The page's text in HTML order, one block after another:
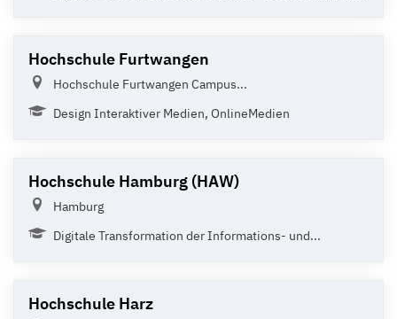
Hochschule Furtwangen
Hochschule Furtwangen Campus...
Design Interaktiver Medien, OnlineMedien
Hochschule Hamburg (HAW)
Hamburg
Digitale Transformation der Informations- und...
Hochschule Harz